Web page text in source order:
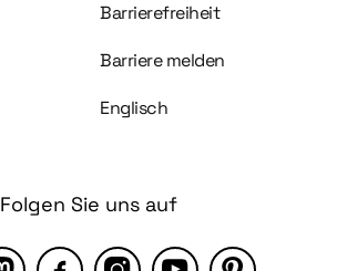
Barrierefreiheit
Barriere melden
Englisch
Folgen Sie uns auf